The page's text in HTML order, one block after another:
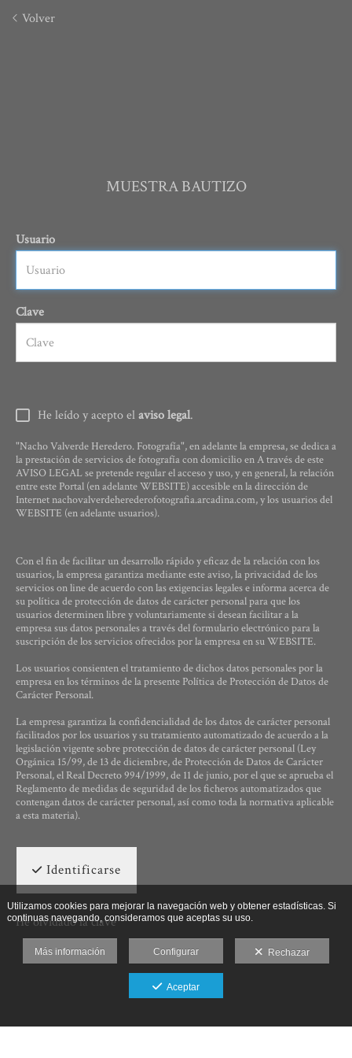
Volver
MUESTRA BAUTIZO
Usuario
Clave
He leído y acepto elaviso legal.
"Nacho Valverde Heredero. Fotografía", en adelante la empresa, se dedica a
la prestación de servicios de fotografía con domicilio en A través de este
AVISO LEGAL se pretende regular el acceso y uso, y en general, la relación
entre este Portal (en adelante WEBSITE) accesible en la dirección de
Internet nachovalverdeherederofotografia.arcadina.com, y los usuarios del
WEBSITE (en adelante usuarios).
Con el fin de facilitar un desarrollo rápido y eficaz de la relación con los
usuarios, la empresa garantiza mediante este aviso, la privacidad de los
servicios on line de acuerdo con las exigencias legales e informa acerca de
su política de protección de datos de carácter personal para que los
usuarios determinen libre y voluntariamente si desean facilitar a la
empresa sus datos personales a través del formulario electrónico para la
suscripción de los servicios ofrecidos por la empresa en su WEBSITE.
Los usuarios consienten el tratamiento de dichos datos personales por la
empresa en los términos de la presente Política de Protección de Datos de
Carácter Personal.
La empresa garantiza la confidencialidad de los datos de carácter personal
facilitados por los usuarios y su tratamiento automatizado de acuerdo a la
legislación vigente sobre protección de datos de carácter personal (Ley
Orgánica 15/99, de 13 de diciembre, de Protección de Datos de Carácter
Personal, el Real Decreto 994/1999, de 11 de junio, por el que se aprueba el
Reglamento de medidas de seguridad de los ficheros automatizados que
contengan datos de carácter personal, así como toda la normativa aplicable
a esta materia).
Identificarse
He olvidado la clave
Utilizamos cookies para mejorar la navegación web y obtener estadísticas. Si
continuas navegando, consideramos que aceptas su uso.
Más información Configurar Rechazar
Aceptar